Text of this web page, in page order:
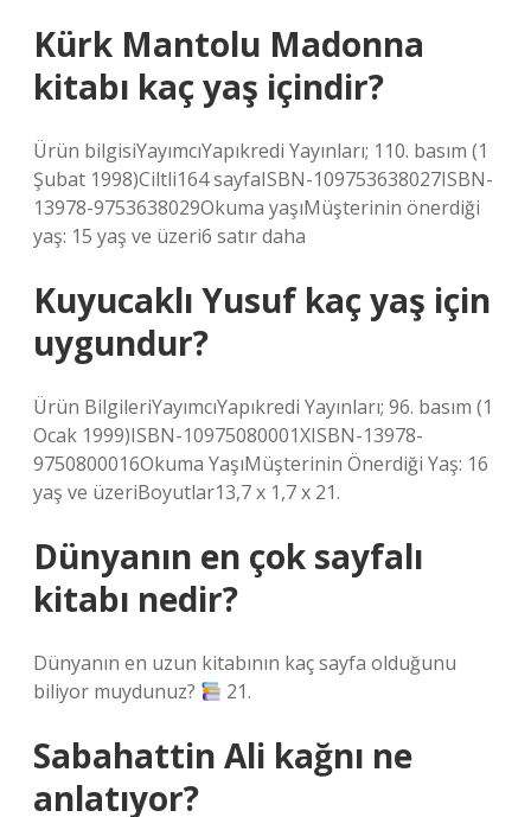
Kürk Mantolu Madonna
kitabı kaç yaş içindir?
Ürün bilgisiYayımcı‎Yapıkredi Yayınları; 110. basım (1
Şubat 1998)Ciltli‎164 sayfaISBN-10‎9753638027ISBN-
13‎978-9753638029Okuma yaşı‎Müşterinin önerdiği
yaş: 15 yaş ve üzeri6 satır daha
Kuyucaklı Yusuf kaç yaş için
uygundur?
Ürün BilgileriYayımcı‎Yapıkredi Yayınları; 96. basım (1
Ocak 1999)ISBN-10‎975080001XISBN-13‎978-
9750800016Okuma Yaşı‎Müşterinin Önerdiği Yaş: 16
yaş ve üzeriBoyutlar‎13,7 x 1,7 x 21.
Dünyanın en çok sayfalı
kitabı nedir?
Dünyanın en uzun kitabının kaç sayfa olduğunu
biliyor muydunuz?
21.
Sabahattin Ali kağnı ne
anlatıyor?